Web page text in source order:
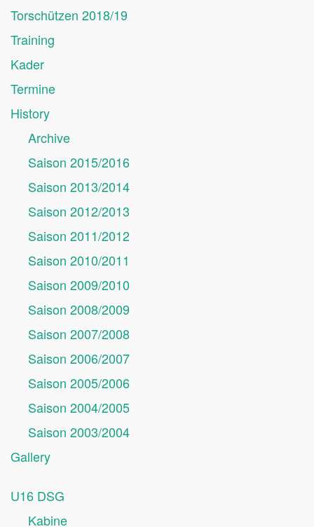
Torschützen 2018/19
Training
Kader
Termine
History
Archive
Saison 2015/2016
Saison 2013/2014
Saison 2012/2013
Saison 2011/2012
Saison 2010/2011
Saison 2009/2010
Saison 2008/2009
Saison 2007/2008
Saison 2006/2007
Saison 2005/2006
Saison 2004/2005
Saison 2003/2004
Gallery
U16 DSG
Kabine